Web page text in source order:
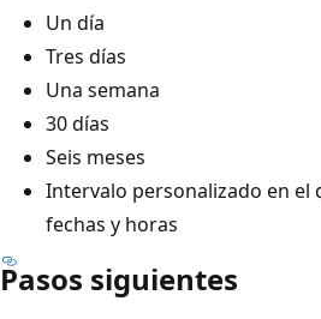
Un día
Tres días
Una semana
30 días
Seis meses
Intervalo personalizado en el
fechas y horas
Pasos siguientes